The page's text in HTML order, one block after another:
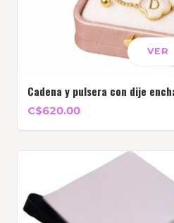
VER
Cadena y pulsera con dije
C$620.00